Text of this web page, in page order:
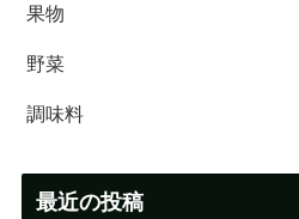
果物
野菜
調味料
最近の投稿